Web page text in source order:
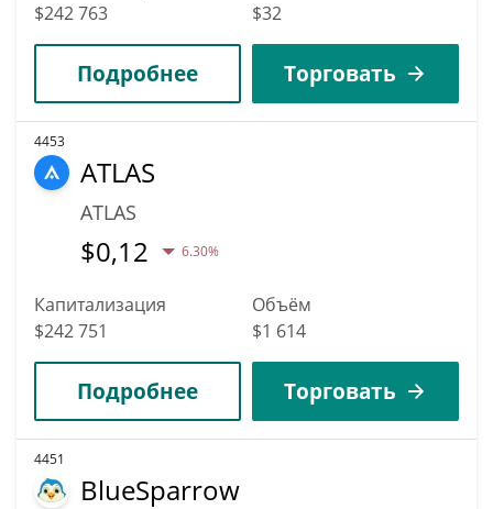
$242 763
$32
Подробнее Торговать
4453
ATLAS
ATLAS
$0,12 6.30%
Капитализация
$242 751
Объём
$1 614
Подробнее Торговать
4451
BlueSparrow